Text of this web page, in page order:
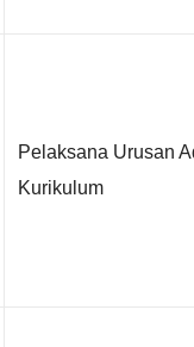
Pelaksana Urusan
Kurikulum